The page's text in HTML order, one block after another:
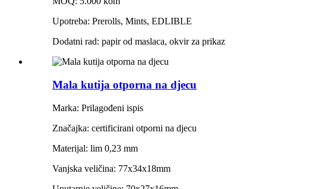
Upotreba: Prerolls, Mints, EDLIBLE
Dodatni rad: papir od maslaca, okvir za prikaz
Mala kutija otporna na djecu
Marka: Prilagođeni ispis
Značajka: certificirani otporni na djecu
Materijal: lim 0,23 mm
Vanjska veličina: 77x34x18mm